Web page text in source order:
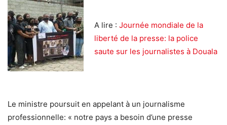
A lire : Journée mondiale de la
liberté de la presse: la police
saute sur les journalistes à Douala
Le ministre poursuit en appelant à un journalisme
professionnelle: « notre pays a besoin d’une presse